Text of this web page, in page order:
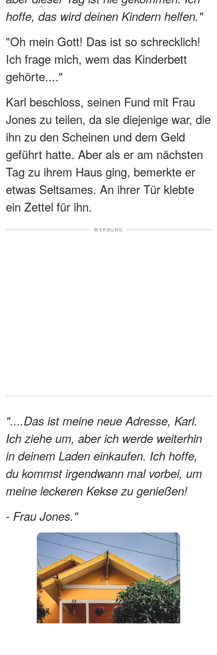
hoffe, das wird deinen Kindern helfen."
"Oh mein Gott! Das ist so schrecklich!
Ich frage mich, wem das Kinderbett
gehörte...."
Karl beschloss, seinen Fund mit Frau
Jones zu teilen, da sie diejenige war, die
ihn zu den Scheinen und dem Geld
geführt hatte. Aber als er am nächsten
Tag zu ihrem Haus ging, bemerkte er
etwas Seltsames. An ihrer Tür klebte
ein Zettel für ihn.
WERBUNG
"....Das ist meine neue Adresse, Karl.
Ich ziehe um, aber ich werde weiterhin
in deinem Laden einkaufen. Ich hoffe,
du kommst irgendwann mal vorbei, um
meine leckeren Kekse zu genießen!
- Frau Jones."